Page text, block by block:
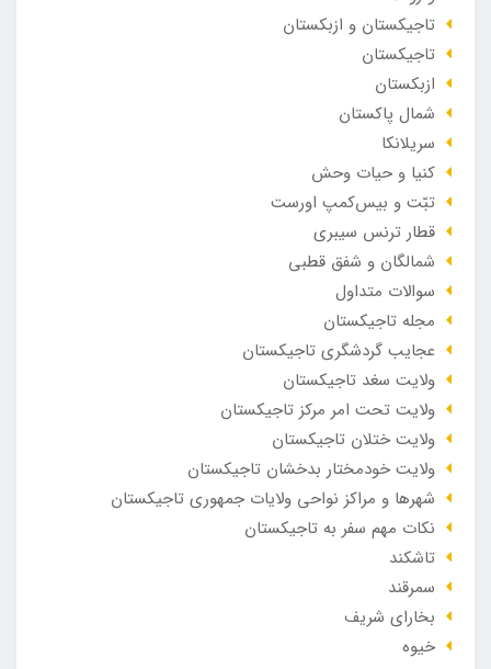
تاجیکستان و ازبکستان
تاجیکستان
ازبکستان
شمال پاکستان
سریلانکا
کنیا و حیات وحش
تبّت و بیس‌کمپ اورست
قطار ترنس سیبری
شمالگان و شفق قطبی
سوالات متداول
مجله تاجیکستان
عجایب گردشگری تاجیکستان
ولایت سغد تاجیکستان
ولایت تحت امر مرکز تاجیکستان
ولایت ختلان تاجیکستان
ولایت خودمختار بدخشان تاجیکستان
شهرها و مراکز نواحی ولایات جمهوری تاجیکستان
نکات مهم سفر به تاجیکستان
تاشکند
سمرقند
بخارای شریف
خیوه